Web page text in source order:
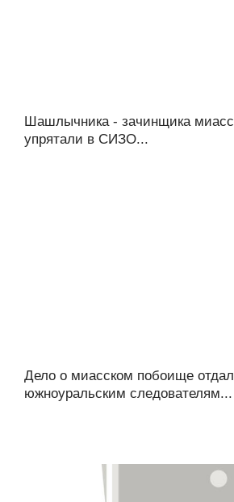
Шашлычника - зачинщика
упрятали в СИЗО...
Дело о миасском побоище
южноуральским следователям...